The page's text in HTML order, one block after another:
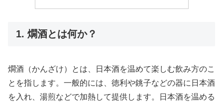
1. 燗酒とは何か？
燗酒（かんざけ）とは、日本酒を温めて楽しむ飲み方のこ
とを指します。一般的には、徳利や銚子などの器に日本酒
を入れ、湯煎などで加熱して提供します。日本酒を温める